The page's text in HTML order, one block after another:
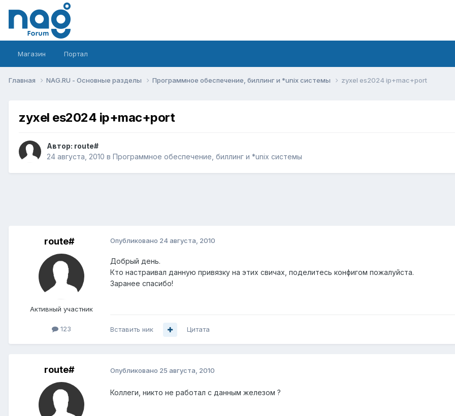
Магазин Портал
Главная NAG.RU - Основные разделы Программное обеспечение, биллинг и *unix системы zyxel es2024 ip+mac+port
zyxel es2024 ip+mac+port
Автор: route#
24 августа, 2010 в Программное обеспечение, биллинг и *unix системы
route#
Активный участник
123
Опубликовано 24 августа, 2010
Добрый день.
Кто настраивал данную привязку на этих свичах, поделитесь конфигом пожалуйста.
Заранее спасибо!
Вставить ник Цитата
route# Опубликовано 25 августа, 2010
Коллеги, никто не работал с данным железом ?